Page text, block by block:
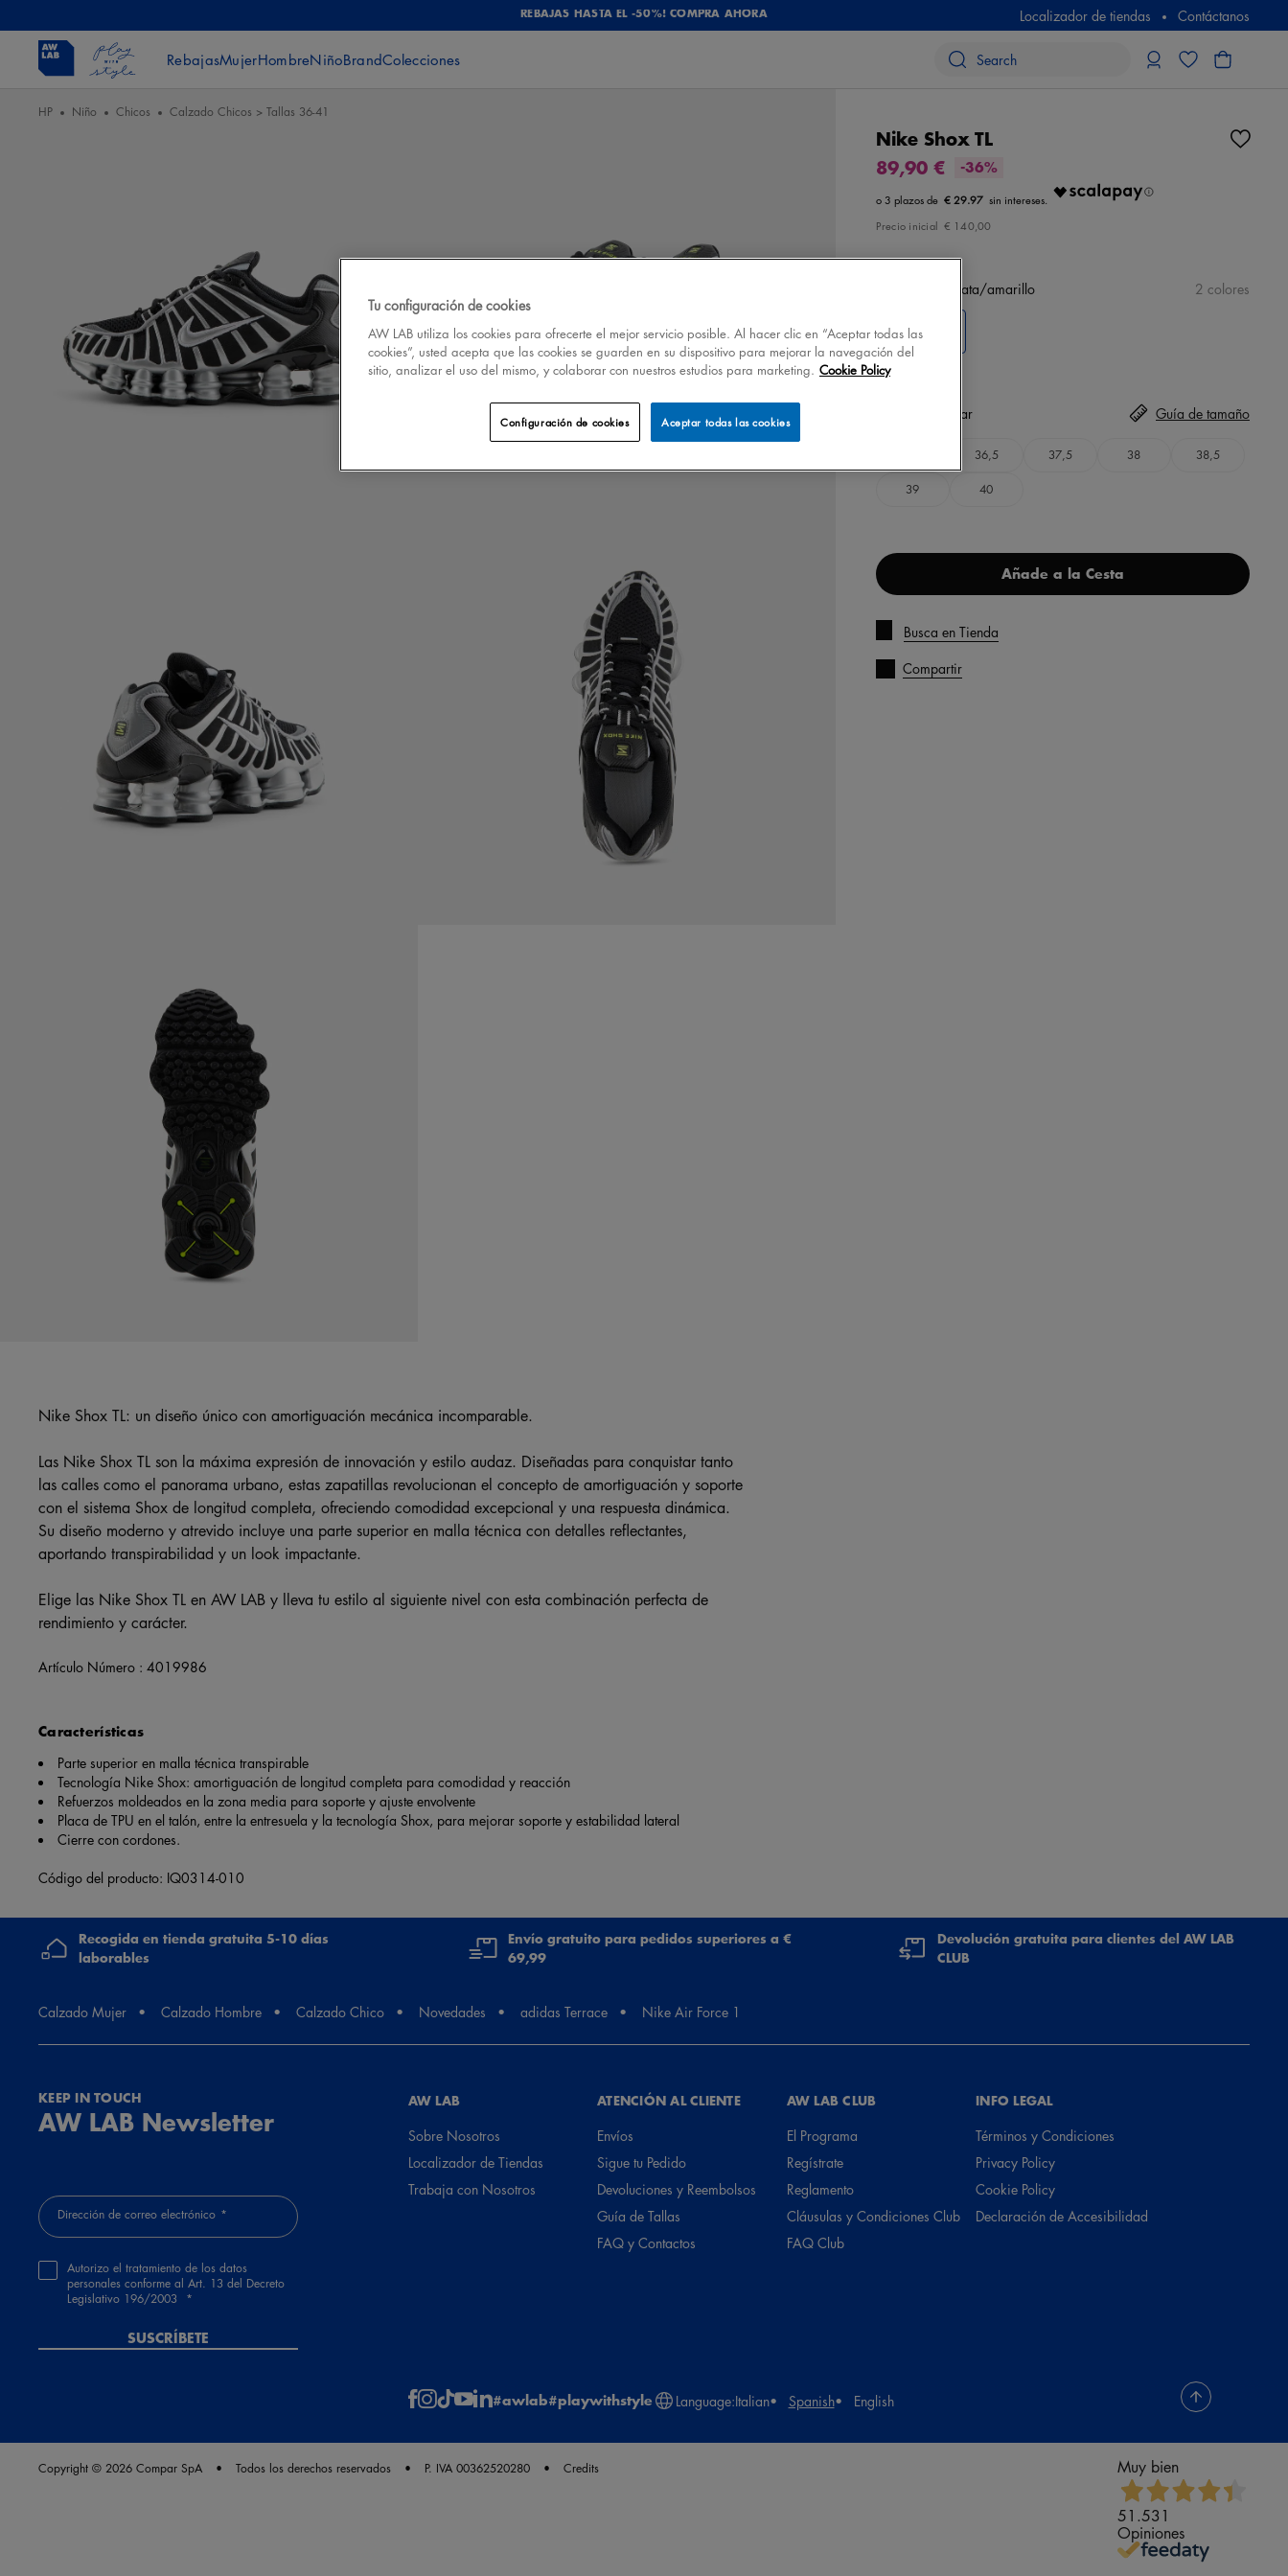
REBAJAS HASTA EL -50%! COMPRA AHORA Localizador de tiendas Contáctanos
RebajasMujerHombreNiñoBrandColecciones
HP Niño Chicos Calzado Chicos > Tallas 36-41
Nike Shox TL: un diseño único con amortiguación mecánica incomparable.
Las Nike Shox TL son la máxima expresión de innovación y estilo audaz. Diseñadas para conquistar tanto
las calles como el panorama urbano, estas zapatillas revolucionan el concepto de amortiguación y soporte
con el sistema Shox de longitud completa, ofreciendo comodidad excepcional y una respuesta dinámica.
Su diseño moderno y atrevido incluye una parte superior en malla técnica con detalles reflectantes,
aportando transpirabilidad y un look impactante.
Elige las Nike Shox TL en AW LAB y lleva tu estilo al siguiente nivel con esta combinación perfecta de
rendimiento y carácter.
Artículo Número : 4019986
Características
Parte superior en malla técnica transpirable
Tecnología Nike Shox: amortiguación de longitud completa para comodidad y reacción
Refuerzos moldeados en la zona media para soporte y ajuste envolvente
Placa de TPU en el talón, entre la entresuela y la tecnología Shox, para mejorar soporte y estabilidad lateral
Cierre con cordones.
Código del producto: IQ0314-010
Nike Shox TL
89,90 €
-36%
€ 29.97
Precio inicial € 140,00
negro/plata/amarillo 2 colores
seleccionar
36,5 37,5 38 38,5
39 40
Guía de tamaño
Añade a la Cesta
Busca en Tienda
Compartir
Recogida en tienda gratuita 5-10 días
laborables
Envío gratuito para pedidos superiores a €
69,99
Devolución gratuita para clientes del AW LAB
CLUB
Calzado Mujer Calzado Hombre Calzado Chico Novedades adidas Terrace Nike Air Force 1
KEEP IN TOUCH
AW LAB Newsletter
Dirección de correo electrónico
Autorizo el tratamiento de los datos
personales conforme al Art. 13 del Decreto
Legislativo 196/2003
SUSCRÍBETE
AW LAB
Sobre Nosotros
Localizador de Tiendas
Trabaja con Nosotros
ATENCIÓN AL CLIENTE
Envíos
Sigue tu Pedido
Devoluciones y Reembolsos
Guía de Tallas
FAQ y Contactos
AW LAB CLUB
El Programa
Regístrate
Reglamento
Cláusulas y Condiciones Club
FAQ Club
INFO LEGAL
Términos y Condiciones
Privacy Policy
Cookie Policy
Declaración de Accesibilidad
#awlab#playwithstyle Language:Italian Spanish English
Copyright © 2026 Compar SpA Todos los derechos reservados P. IVA 00362520280 Credits Muy bien
51.531
Opiniones
Tu configuración de cookies
AW LAB utiliza los cookies para ofrecerte el mejor servicio posible. Al hacer clic en “Aceptar todas las
cookies”, usted acepta que las cookies se guarden en su dispositivo para mejorar la navegación del
sitio, analizar el uso del mismo, y colaborar con nuestros estudios para marketing. Cookie Policy
Aceptar todas las cookies
Configuración de cookies